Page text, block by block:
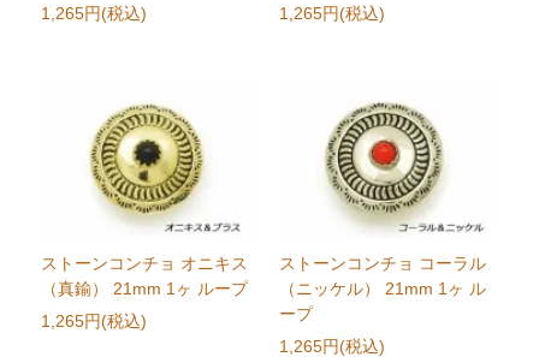
1,265円(税込)
1,265円(税込)
ストーンコンチョ オニキス
（真鍮） 21mm 1ヶ ループ
1,265円(税込)
ストーンコンチョ コーラル
（ニッケル） 21mm 1ヶ ル
ープ
1,265円(税込)